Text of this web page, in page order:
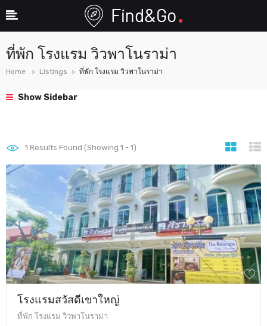
ที่พัก โรงแรม วิวพาโนราม่า
Home Listings ที่พัก โรงแรม วิวพาโนราม่า
Show Sidebar
1 Results Found (Showing 1 - 1)
โรงแรมสวัสดีเขาใหญ่
ที่พัก โรงแรม วิวพาโนราม่า